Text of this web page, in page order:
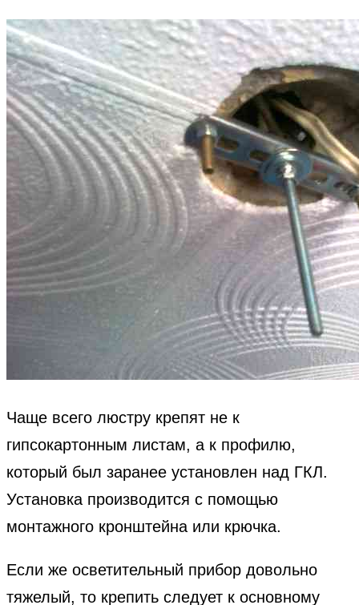
Чаще всего люстру крепят не к
гипсокартонным листам, а к профилю,
который был заранее установлен над ГКЛ.
Установка производится с помощью
монтажного кронштейна или крючка.
Если же осветительный прибор довольно
тяжелый, то крепить следует к основному